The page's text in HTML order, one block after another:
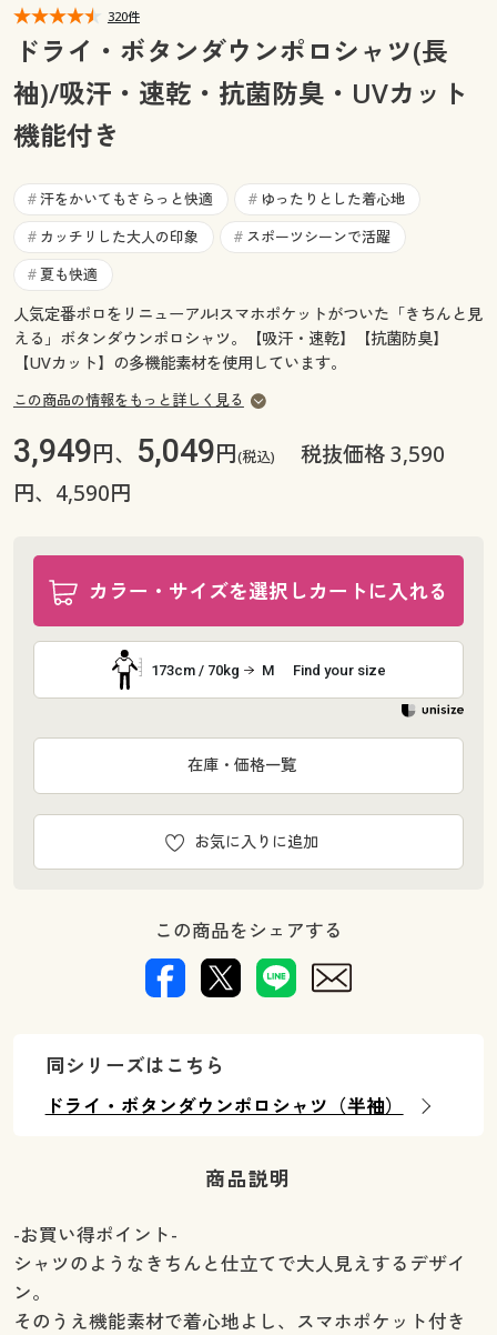
マイページ
閲覧履歴
お気に入り
サポート
ご利用ガイド
よくある質問とお問い合わせ
閲覧履歴
お気に入り
サポート
ご利用ガイド
よくある質問とお問い合わせ
320件
ドライ・ボタンダウンポロシャツ(長
袖)/吸汗・速乾・抗菌防臭・UVカット
機能付き
# 汗をかいてもさらっと快適 # ゆったりとした着心地
# カッチリした大人の印象 # スポーツシーンで活躍
# 夏も快適
人気定番ポロをリニューアル!スマホポケットがついた「きちんと見
える」ボタンダウンポロシャツ。【吸汗・速乾】【抗菌防臭】
【UVカット】の多機能素材を使用しています。
この商品の情報をもっと詳しく見る
3,949円、 5,049円(税込)
税抜価格 3,590
円、4,590円
カラー・サイズを選択しカートに入れる
173cm / 70kg M Find your size
お気に入りに追加
在庫・価格一覧
この商品をシェアする
同シリーズはこちら
ドライ・ボタンダウンポロシャツ（半袖）
商品説明
-お買い得ポイント-
シャツのようなきちんと仕立てで大人見えするデザイ
ン。
そのうえ機能素材で着心地よし、スマホポケット付き